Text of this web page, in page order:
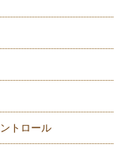
トロール